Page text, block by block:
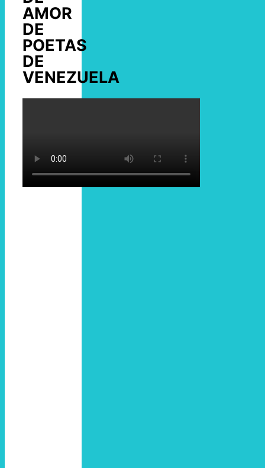
AMOR
DE
POETAS
DE
VENEZUELA